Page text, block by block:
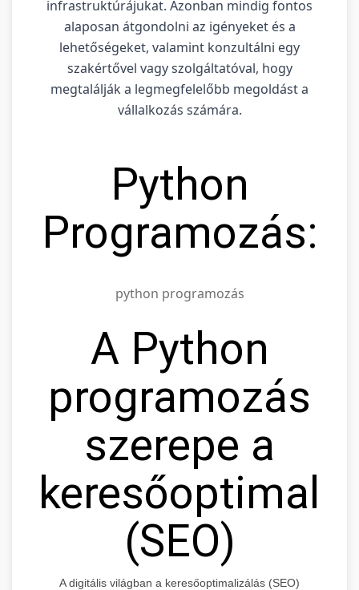
infrastruktúrájukat. Azonban mindig fontos
alaposan átgondolni az igényeket és a
lehetőségeket, valamint konzultálni egy
szakértővel vagy szolgáltatóval, hogy
megtalálják a legmegfelelőbb megoldást a
vállalkozás számára.
Python
Programozás:
python programozás
A Python
programozás
szerepe a
(SEO)
A digitális világban a keresőoptimalizálás (SEO)